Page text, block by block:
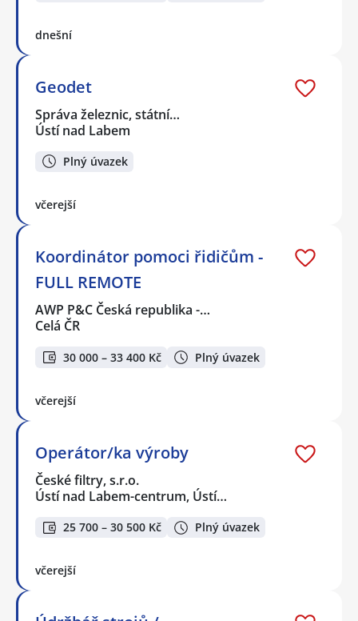
dnešní
Geodet
Správa železnic, státní…
Ústí nad Labem
Plný úvazek
včerejší
Koordinátor pomoci řidičům -
FULL REMOTE
AWP P&C Česká republika -…
Celá ČR
30 000 – 33 400 Kč Plný úvazek
včerejší
Operátor/ka výroby
České filtry, s.r.o.
Ústí nad Labem-centrum, Ústí…
25 700 – 30 500 Kč Plný úvazek
včerejší